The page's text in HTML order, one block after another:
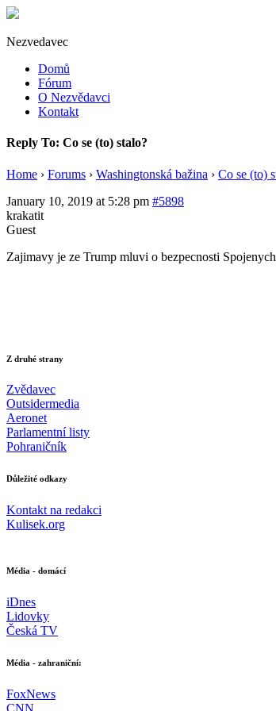
Nezvedavec
Domů
Fórum
O Nezvědavci
Kontakt
Reply To: Co se (to) stalo?
Home › Forums › Washingtonská bažina › Co se (to)
January 10, 2019 at 5:28 pm #5898
krakatit
Guest
Zajimavy je ze Trump mluvi o bezpecnosti
Z druhé strany
Zvědavec
Outsidermedia
Aeronet
Parlamentní listy
Pohraničník
Důležité odkazy
Kontakt na redakci
Kulisek.org
Média - domácí
iDnes
Lidovky
Česká TV
Média - zahraniční:
FoxNews